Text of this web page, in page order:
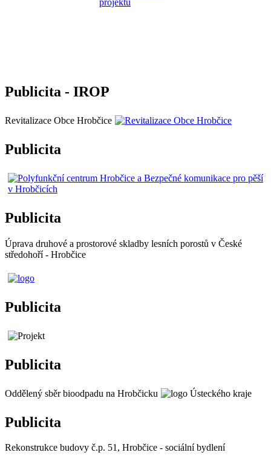
Publicita - IROP
Revitalizace Obce Hrobčice
Publicita
Publicita
Úprava druhové a prostorové skladby lesních porostů v České
středohoří - Hrobčice
Publicita
Publicita
Oddělený sběr bioodpadu na Hrobčicku
Publicita
Rekonstrukce budovy č.p. 51, Hrobčice - sociální bydlení